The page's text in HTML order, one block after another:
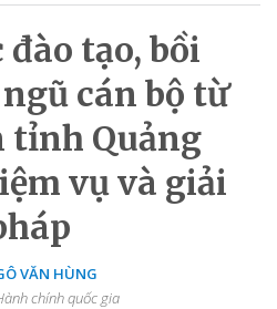
đào tạo, bồi
cán bộ từ
tỉnh Quảng
vụ và giải
VĂN HÙNG
chính quốc gia